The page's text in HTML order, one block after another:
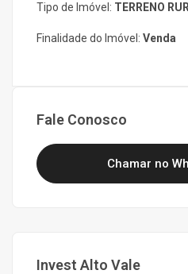
Tipo de Imóvel: TERRENO
Finalidade do Imóvel: Venda
Fale Conosco
Chamar no
Invest Alto Vale